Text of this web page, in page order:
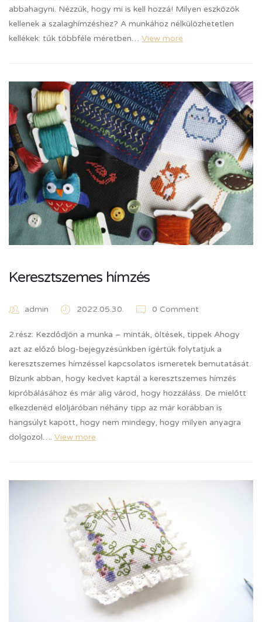
abbahagyni. Nézzük, hogy mi is kell hozzá! Milyen eszközök
kellenek a szalaghímzéshez? A munkához nélkülözhetetlen
kellékek: tűk többféle méretben… View more
Keresztszemes hímzés
admin 2022.05.30. 0 Comment
2.rész: Kezdődjön a munka – minták, öltések, tippek Ahogy
azt az előző blog-bejegyzésünkben ígértük folytatjuk a
keresztszemes hímzéssel kapcsolatos ismeretek bemutatását.
Bízunk abban, hogy kedvet kaptál a keresztszemes hímzés
kipróbálásához és már alig várod, hogy hozzáláss. De mielőtt
elkezdenéd elöljáróban néhány tipp az már korábban is
hangsúlyt kapott, hogy nem mindegy, hogy milyen anyagra
dolgozol…. View more